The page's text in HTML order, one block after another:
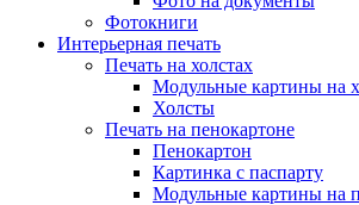
Фотокниги
Интерьерная печать
Печать на холстах
Модульные картины на
Холсты
Печать на пенокартоне
Пенокартон
Картинка с паспарту
Модульные картины на